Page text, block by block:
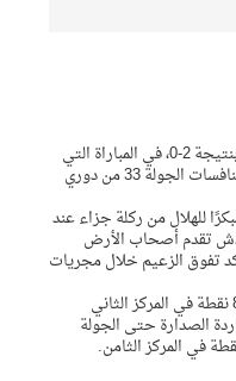
حقق الهلال فوزًا مهمًا على حساب نيوم بنتيجة 2-0، في المباراة التي
جمعتهما على ملعب المملكة أرينا ضمن منافسات الجولة 33 من دوري
للهلال من ركلة جزاء عند
تقدم أصحاب الأرض
الثاني في الدقيقة 57، ليؤكد تفوق الزعيم خلال مجريات
وبهذا الانتصار، رفع الهلال رصيده إلى 81 نقطة في المركز الثاني
الصدارة حتى الجولة